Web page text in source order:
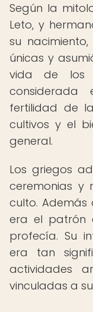
Según la
Leto, y
su
únicas y
vida de los
considerada
fertilidad de
cultivos y el
general.
Los griegos
ceremonias y
culto. Además
era el patrón
profecía. Su
era tan
actividades
vinculadas a